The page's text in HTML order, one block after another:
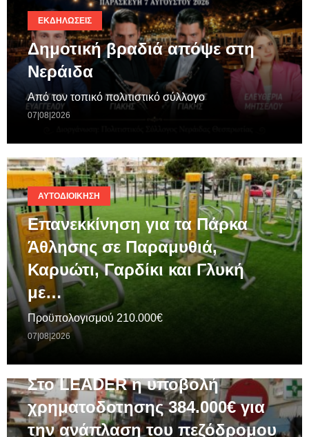
ΕΚΔΗΛΏΣΕΙΣ
Δημοτική βραδιά απόψε στη
Νεράιδα
Από τον τοπικό πολιτιστικό σύλλογο
07|08|2026
ΑΥΤΟΔΙΟΊΚΗΣΗ
Επανεκκίνηση για τα Πάρκα
Άθλησης σε Παραμυθιά,
Καρυώτι, Γαρδίκι και Γλυκή
με…
Προϋπολογισμού 210.000€
07|08|2026
Στο LEADER η υποβολή
χρηματοδοτησης 384.000€ για
την ανάπλαση του πεζόδρομου